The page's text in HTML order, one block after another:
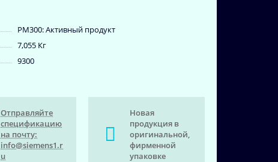
PM300: Активный продукт
7,055 Кг
9300
Отправляйте
спецификацию
на почту:
info@siemens1.r
u
Новая
продукция в
оригинальной,
фирменной
упаковке